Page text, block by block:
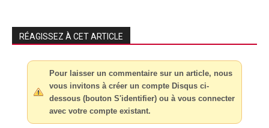
RÉAGISSEZ À CET ARTICLE
Pour laisser un commentaire sur un article, nous
vous invitons à créer un compte Disqus ci-
dessous (bouton S'identifier) ou à vous connecter
avec votre compte existant.